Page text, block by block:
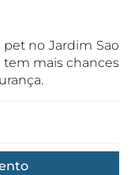
no Jardim Sao
tem mais chances